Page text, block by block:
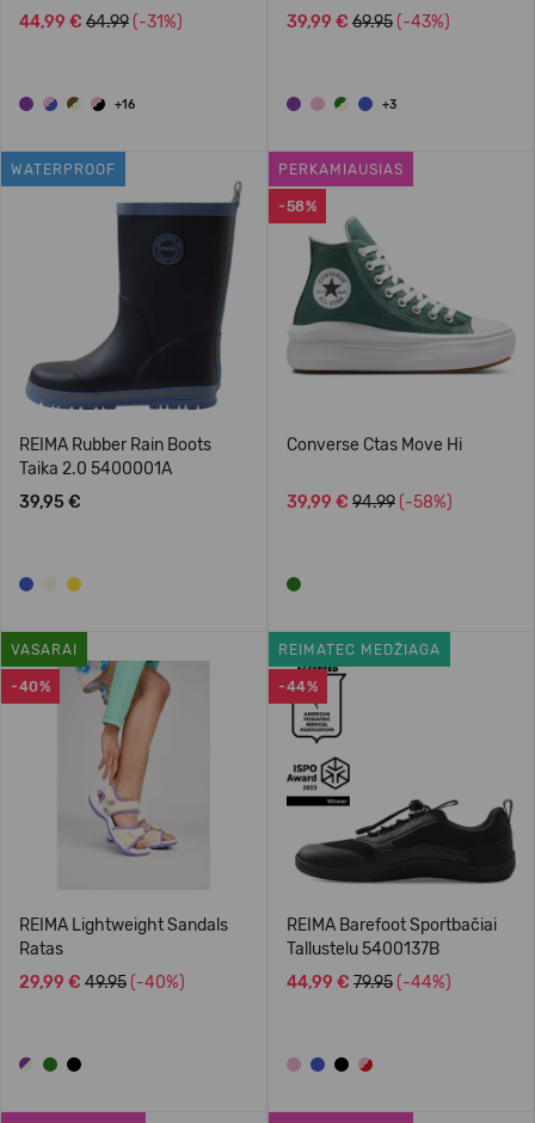
44,99 € 64.99 (-31%)
+16
39,99 € 69.95 (-43%)
+3
WATERPROOF
REIMA Rubber Rain Boots
Taika 2.0 5400001A
39,95 €
-58%
PERKAMIAUSIAS
Converse Ctas Move Hi
39,99 € 94.99 (-58%)
-40%
VASARAI
REIMA Lightweight Sandals
Ratas
29,99 € 49.95 (-40%)
-44%
REIMATEC MEDŽIAGA
REIMA Barefoot Sportbačiai
Tallustelu 5400137B
44,99 € 79.95 (-44%)